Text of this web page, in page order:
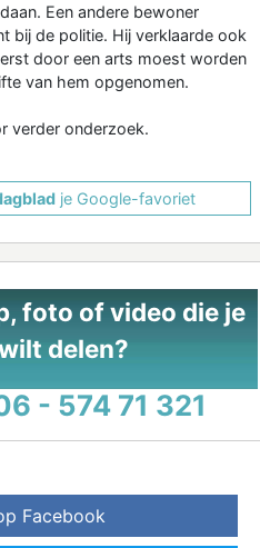
Een andere bewoner
bij de politie. Hij verklaarde ook
door een arts moest worden
van hem opgenomen.
verder onderzoek.
je Google-favoriet
foto of video die je
delen?
- 574 71 321
Facebook